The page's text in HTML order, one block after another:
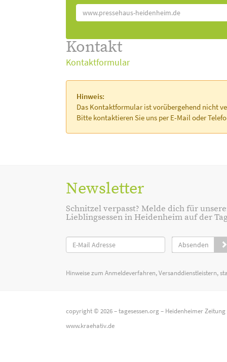
www.pressehaus-heidenheim.de
Kontakt
Kontaktformular
Hinweis:
Das Kontaktformular ist vorübergehend nicht
Bitte kontaktieren Sie uns per E-Mail oder
Newsletter
Schnitzel verpasst? Melde dich für
Lieblingsessen in Heidenheim auf der
Absenden
Hinweise zum Anmeldeverfahren, Versanddienstleistern,
copyright © 2026 –tagesessen.org– Heidenheimer Zeitung
www.kraehativ.de